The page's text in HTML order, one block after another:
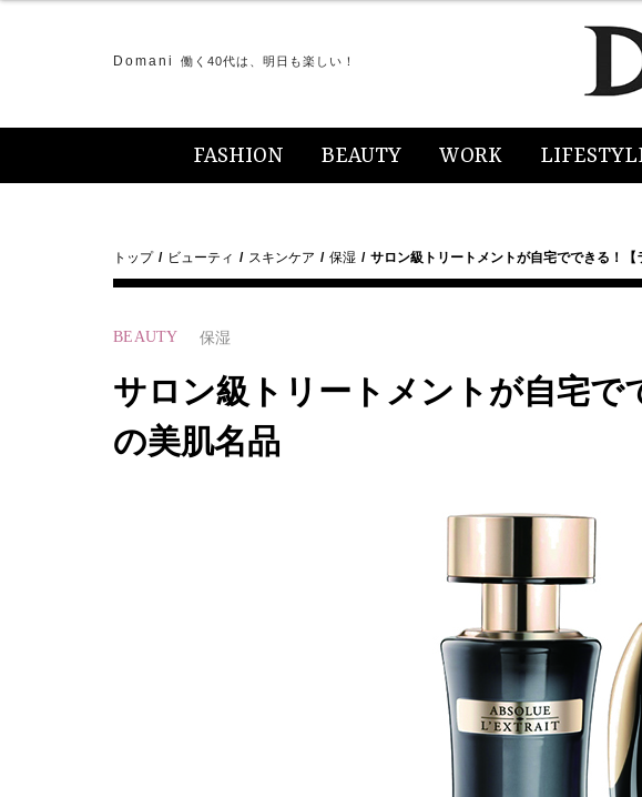
Domani 働く40代は、明日も楽しい！
FASHION BEAUTY WORK
トップ ビューティ スキンケア 保湿 サロン級トリートメントが自宅でできる！【
BEAUTY 保湿
サロン級トリートメントが自宅で
の美肌名品